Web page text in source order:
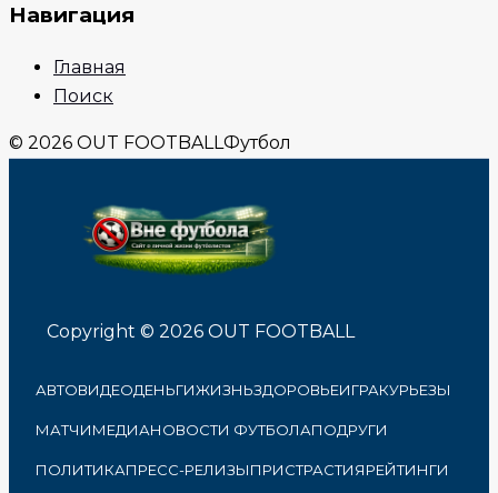
Навигация
Главная
Поиск
© 2026 OUT FOOTBALLФутбол
Copyright © 2026 OUT FOOTBALL
АВТОВИДЕОДЕНЬГИЖИЗНЬЗДОРОВЬЕИГРАКУРЬЕЗЫ
МАТЧИМЕДИАНОВОСТИ ФУТБОЛАПОДРУГИ
ПОЛИТИКАПРЕСС-РЕЛИЗЫПРИСТРАСТИЯРЕЙТИНГИ